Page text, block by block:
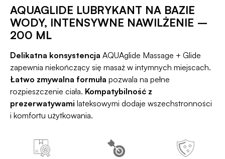
AQUAGLIDE LUBRYKANT NA BAZIE
WODY, INTENSYWNE NAWILŻENIE –
200 ML
Delikatna konsystencja AQUAglide Massage + Glide
zapewnia niekończący się masaż w intymnych miejscach.
Łatwo zmywalna formuła pozwala na pełne
rozpieszczenie ciała. Kompatybilność z
prezerwatywami lateksowymi dodaje wszechstronności
i komfortu użytkowania.